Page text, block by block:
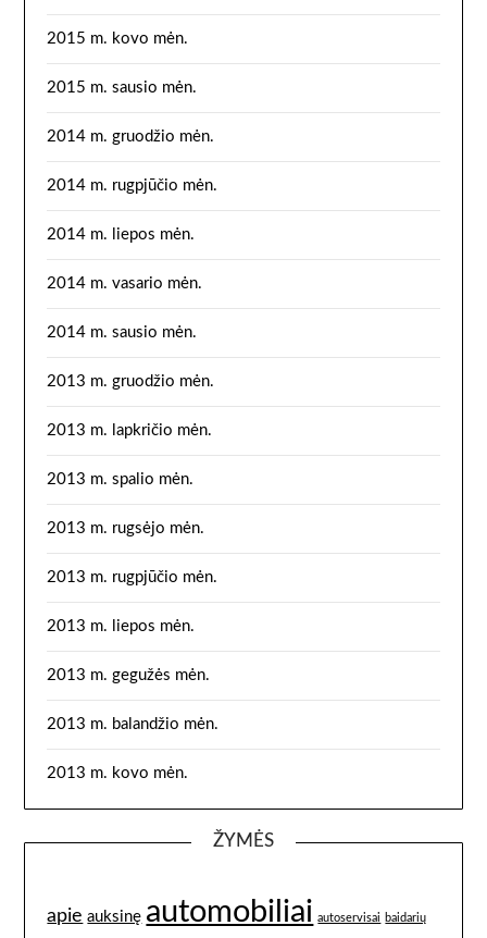
2015 m. kovo mėn.
2015 m. sausio mėn.
2014 m. gruodžio mėn.
2014 m. rugpjūčio mėn.
2014 m. liepos mėn.
2014 m. vasario mėn.
2014 m. sausio mėn.
2013 m. gruodžio mėn.
2013 m. lapkričio mėn.
2013 m. spalio mėn.
2013 m. rugsėjo mėn.
2013 m. rugpjūčio mėn.
2013 m. liepos mėn.
2013 m. gegužės mėn.
2013 m. balandžio mėn.
2013 m. kovo mėn.
ŽYMĖS
apie auksinę automobiliai autoservisai baidarių